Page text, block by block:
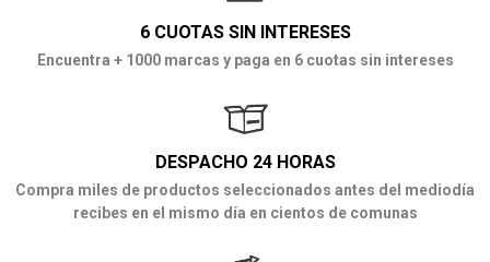
6 CUOTAS SIN INTERESES
Encuentra + 1000 marcas y paga en 6 cuotas sin intereses
DESPACHO 24 HORAS
Compra miles de productos seleccionados antes del mediodía
recibes en el mismo día en cientos de comunas